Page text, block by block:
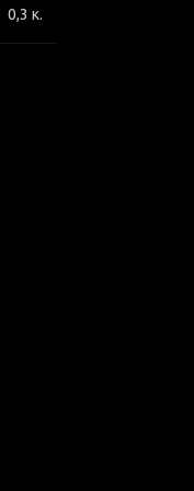
0,3 κ.